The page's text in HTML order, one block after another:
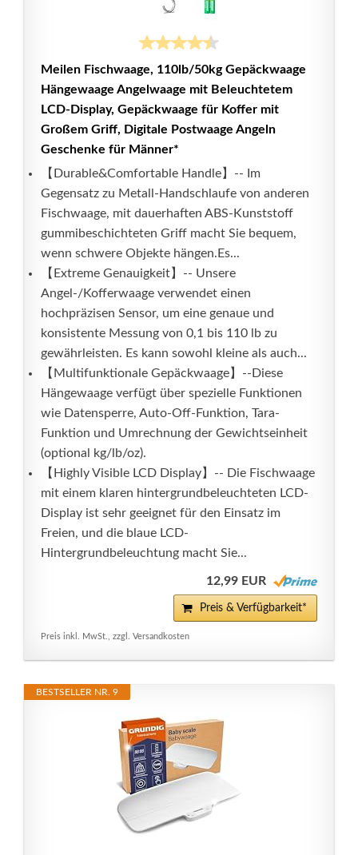
Meilen Fischwaage, 110lb/50kg Gepäckwaage
Hängewaage Angelwaage mit Beleuchtetem
LCD-Display, Gepäckwaage für Koffer mit
Großem Griff, Digitale Postwaage Angeln
Geschenke für Männer*
【Durable&Comfortable Handle】-- Im
Gegensatz zu Metall-Handschlaufe von anderen
Fischwaage, mit dauerhaften ABS-Kunststoff
gummibeschichteten Griff macht Sie bequem,
wenn schwere Objekte hängen.Es...
【Extreme Genauigkeit】-- Unsere
Angel-/Kofferwaage verwendet einen
hochpräzisen Sensor, um eine genaue und
konsistente Messung von 0,1 bis 110 lb zu
gewährleisten. Es kann sowohl kleine als auch...
【Multifunktionale Gepäckwaage】--Diese
Hängewaage verfügt über spezielle Funktionen
wie Datensperre, Auto-Off-Funktion, Tara-
Funktion und Umrechnung der Gewichtseinheit
(optional kg/lb/oz).
【Highly Visible LCD Display】-- Die Fischwaage
mit einem klaren hintergrundbeleuchteten LCD-
Display ist sehr geeignet für den Einsatz im
Freien, und die blaue LCD-
Hintergrundbeleuchtung macht Sie...
12,99 EUR
Preis & Verfügbarkeit*
Preis inkl. MwSt., zzgl. Versandkosten
BESTSELLER NR. 9